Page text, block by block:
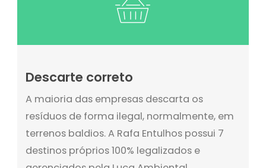
Descarte correto
A maioria das empresas descarta os
resíduos de forma ilegal, normalmente, em
terrenos baldios. A Rafa Entulhos possui 7
destinos próprios 100% legalizados e